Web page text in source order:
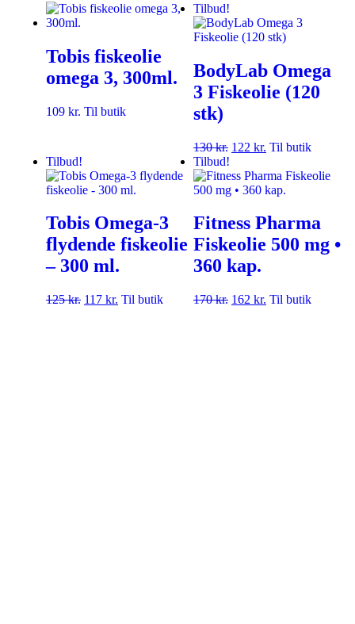
Tobis fiskeolie
omega 3, 300ml.
109 kr. Til butik
Tilbud!
BodyLab Omega
3 Fiskeolie (120
stk)
130kr. 122 kr. Til butik
Tilbud!
Tobis Omega-3
flydende fiskeolie
– 300 ml.
125kr. 117 kr. Til butik
Tilbud!
Fitness Pharma
Fiskeolie 500 mg •
360 kap.
170kr. 162 kr. Til butik